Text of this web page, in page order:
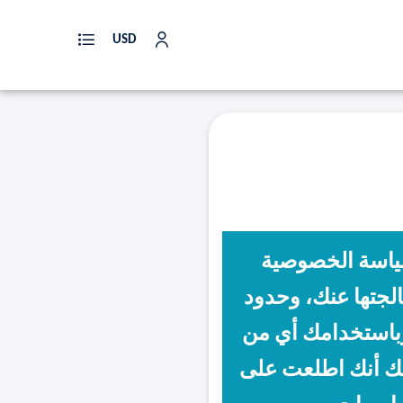
USD
الخصوصية
عنك، وحدود
أي من
أنك اطلعت على